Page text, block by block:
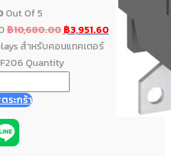
Out Of 5
฿10,680.00 ฿3,951.60
สำหรับคอนแทคเตอร์
Quantity
ระกร้า